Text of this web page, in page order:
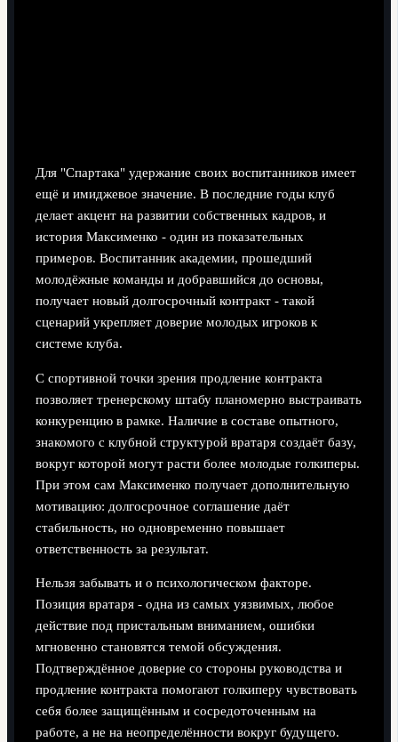
Для "Спартака" удержание своих воспитанников имеет
ещё и имиджевое значение. В последние годы клуб
делает акцент на развитии собственных кадров, и
история Максименко - один из показательных
примеров. Воспитанник академии, прошедший
молодёжные команды и добравшийся до основы,
получает новый долгосрочный контракт - такой
сценарий укрепляет доверие молодых игроков к
системе клуба.
С спортивной точки зрения продление контракта
позволяет тренерскому штабу планомерно выстраивать
конкуренцию в рамке. Наличие в составе опытного,
знакомого с клубной структурой вратаря создаёт базу,
вокруг которой могут расти более молодые голкиперы.
При этом сам Максименко получает дополнительную
мотивацию: долгосрочное соглашение даёт
стабильность, но одновременно повышает
ответственность за результат.
Нельзя забывать и о психологическом факторе.
Позиция вратаря - одна из самых уязвимых, любое
действие под пристальным вниманием, ошибки
мгновенно становятся темой обсуждения.
Подтверждённое доверие со стороны руководства и
продление контракта помогают голкиперу чувствовать
себя более защищённым и сосредоточенным на
работе, а не на неопределённости вокруг будущего.